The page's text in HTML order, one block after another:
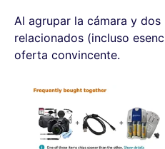
Al agrupar la cámara y
relacionados (incluso
oferta convincente.